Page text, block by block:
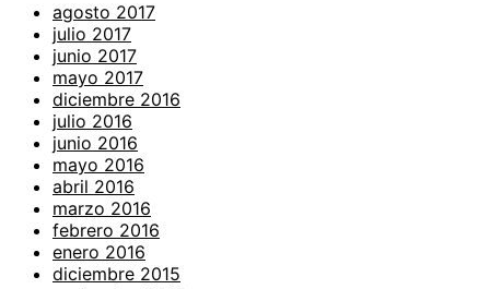
agosto 2017
julio 2017
junio 2017
mayo 2017
diciembre 2016
julio 2016
junio 2016
mayo 2016
abril 2016
marzo 2016
febrero 2016
enero 2016
diciembre 2015